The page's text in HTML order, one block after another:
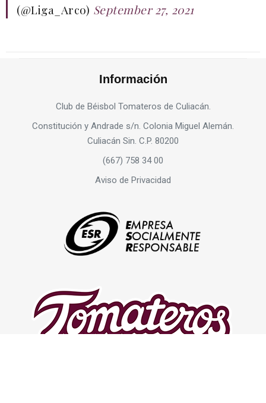
(@Liga_Arco) September 27, 2021
Información
Club de Béisbol Tomateros de Culiacán.
Constitución y Andrade s/n. Colonia Miguel Alemán.
Culiacán Sin. C.P. 80200
(667) 758 34 00
Aviso de Privacidad